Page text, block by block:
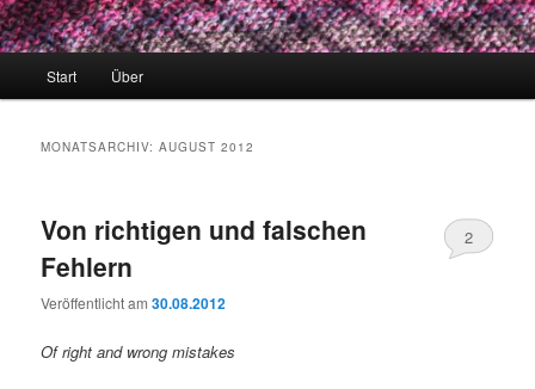
Start Über
MONATSARCHIV:AUGUST 2012
Von richtigen und falschen
Fehlern
Veröffentlicht am30.08.2012
2
Of right and wrong mistakes